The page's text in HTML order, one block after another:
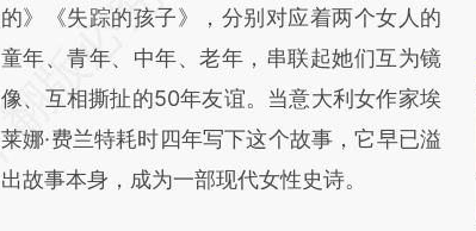
的》《失踪的孩子》，分别对应着两个女人的
童年、青年、中年、老年，串联起她们互为镜
像、互相撕扯的50年友谊。当意大利女作家埃
莱娜·费兰特耗时四年写下这个故事，它早已溢
出故事本身，成为一部现代女性史诗。